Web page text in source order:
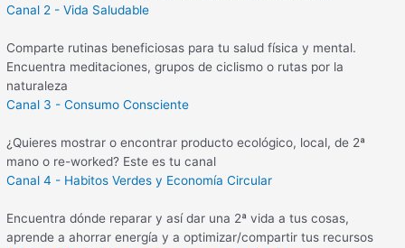
Canal 2 - Vida Saludable
Comparte rutinas beneficiosas para tu salud física y mental.
Encuentra meditaciones, grupos de ciclismo o rutas por la
naturaleza
Canal 3 - Consumo Consciente
¿Quieres mostrar o encontrar producto ecológico, local, de 2ª
mano o re-worked? Este es tu canal
Canal 4 - Habitos Verdes y Economía Circular
Encuentra dónde reparar y así dar una 2ª vida a tus cosas,
aprende a ahorrar energía y a optimizar/compartir tus recursos